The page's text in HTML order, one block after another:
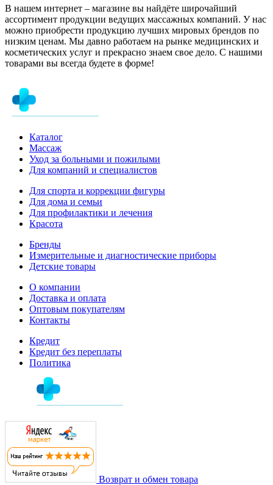
В нашем интернет – магазине вы найдёте широчайший
ассортимент продукции ведущих массажных компаний. У нас
можно приобрести продукцию лучших мировых брендов по
низким ценам. Мы давно работаем на рынке медицинских и
косметических услуг и прекрасно знаем свое дело. С нашими
товарами вы всегда будете в форме!
Каталог
Массаж
Уход за больными и пожилыми
Для компаний и специалистов
Для спорта и коррекции фигуры
Для дома и семьи
Для профилактики и лечения
Красота
Бренды
Измерительные и диагностические приборы
Детские товары
О компании
Доставка и оплата
Оптовым покупателям
Контакты
Кредит
Кредит без переплаты
Политика
Возврат и обмен товара